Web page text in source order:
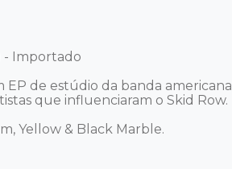
- Importado
de estúdio da banda
que influenciaram o Skid Row.
Yellow & Black Marble.